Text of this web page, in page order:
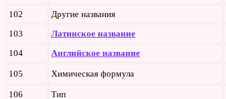
102 Другие названия
103 Латинское название
104 Английское название
105 Химическая формула
106 Тип